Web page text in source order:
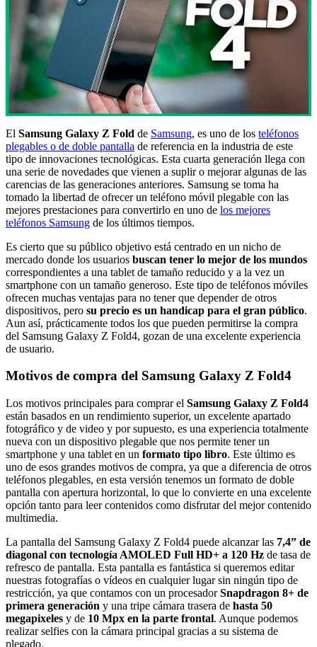
El Samsung Galaxy Z Fold de Samsung, es uno de los teléfonos
plegables o de doble pantalla de referencia en la industria de este
tipo de innovaciones tecnológicas. Esta cuarta generación llega con
una serie de novedades que vienen a suplir o mejorar algunas de las
carencias de las generaciones anteriores. Samsung se toma ha
tomado la libertad de ofrecer un teléfono móvil plegable con las
mejores prestaciones para convertirlo en uno de los mejores
teléfonos Samsung de los últimos tiempos.
Es cierto que su público objetivo está centrado en un nicho de
mercado donde los usuarios buscan tener lo mejor de los mundos
correspondientes a una tablet de tamaño reducido y a la vez un
smartphone con un tamaño generoso. Este tipo de teléfonos móviles
ofrecen muchas ventajas para no tener que depender de otros
dispositivos, pero su precio es un handicap para el gran público.
Aun así, prácticamente todos los que pueden permitirse la compra
del Samsung Galaxy Z Fold4, gozan de una excelente experiencia
de usuario.
Motivos de compra del Samsung Galaxy Z Fold4
Los motivos principales para comprar el Samsung Galaxy Z Fold4
están basados en un rendimiento superior, un excelente apartado
fotográfico y de video y por supuesto, es una experiencia totalmente
nueva con un dispositivo plegable que nos permite tener un
smartphone y una tablet en un formato tipo libro. Este último es
uno de esos grandes motivos de compra, ya que a diferencia de otros
teléfonos plegables, en esta versión tenemos un formato de doble
pantalla con apertura horizontal, lo que lo convierte en una excelente
opción tanto para leer contenidos como disfrutar del mejor contenido
multimedia.
La pantalla del Samsung Galaxy Z Fold4 puede alcanzar las 7,4” de
diagonal con tecnología AMOLED Full HD+ a 120 Hz de tasa de
refresco de pantalla. Esta pantalla es fantástica si queremos editar
nuestras fotografías o vídeos en cualquier lugar sin ningún tipo de
restricción, ya que contamos con un procesadorSnapdragon 8+ de
primera generación y una tripe cámara trasera de hasta 50
megapixeles y de 10 Mpx en la parte frontal. Aunque podemos
realizar selfies con la cámara principal gracias a su sistema de
plegado.